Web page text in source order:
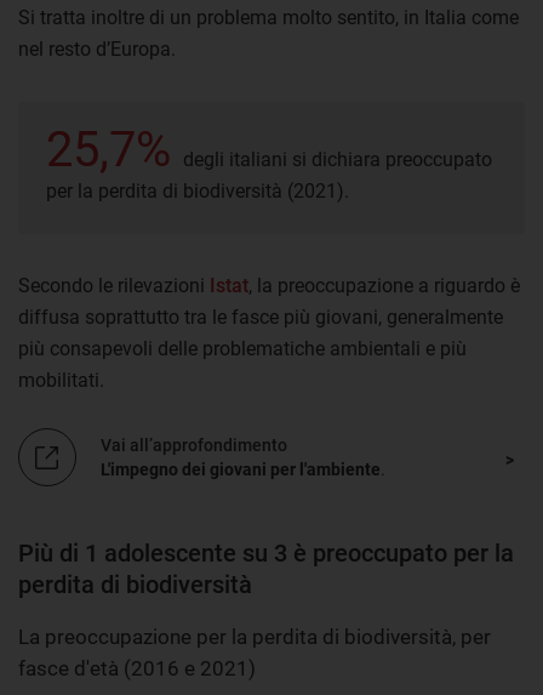
Si tratta inoltre di un problema molto sentito, in Italia come
nel resto d’Europa.
25,7%
degli italiani si dichiara preoccupato
per la perdita di biodiversità (2021).
Secondo le rilevazioni Istat, la preoccupazione a riguardo è
diffusa soprattutto tra le fasce più giovani, generalmente
più consapevoli delle problematiche ambientali e più
mobilitati.
Vai all’approfondimento
L'impegno dei giovani per l'ambiente
Più di 1 adolescente su 3 è preoccupato per la
perdita di biodiversità
La preoccupazione per la perdita di biodiversità, per
fasce d'età (2016 e 2021)